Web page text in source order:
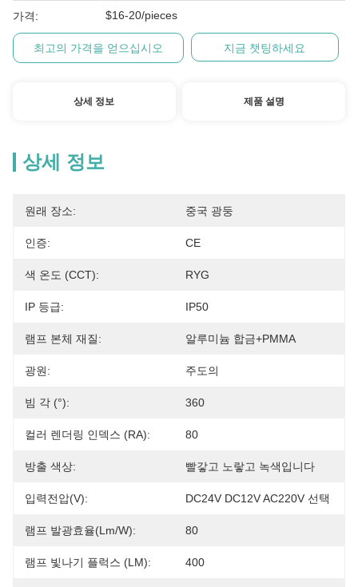
가격: $16-20/pieces
최고의 가격을 얻으십시오 지금 챗팅하세요
상세 정보 제품 설명
상세 정보
원래 장소: 중국 광둥
인증: CE
색 온도 (CCT): RYG
IP 등급: IP50
램프 본체 재질: 알루미늄 합금+PMMA
광원: 주도의
빔 각 (°): 360
컬러 렌더링 인덱스 (RA): 80
방출 색상: 빨갛고 노랗고 녹색입니다
입력전압(V): DC24V DC12V AC220V 선택
램프 발광효율(lm/w): 80
램프 빛나기 플럭스 (LM): 400